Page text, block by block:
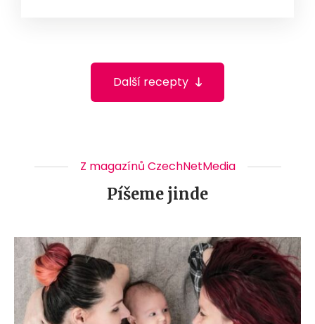
Další recepty
Z magazínů CzechNetMedia
Píšeme jinde